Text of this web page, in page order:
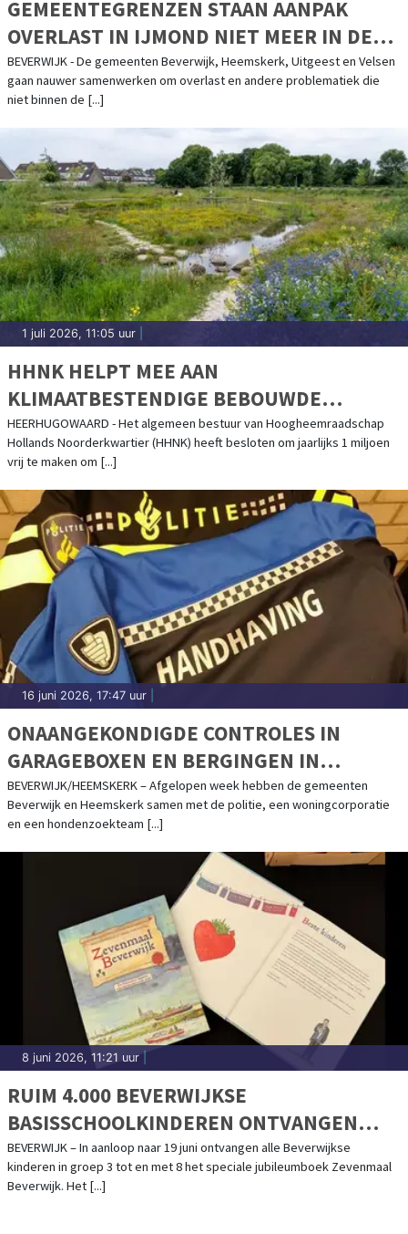
GEMEENTEGRENZEN STAAN AANPAK
OVERLAST IN IJMOND NIET MEER IN DE
WEG
BEVERWIJK - De gemeenten Beverwijk, Heemskerk, Uitgeest en Velsen
gaan nauwer samenwerken om overlast en andere problematiek die
niet binnen de [...]
1 juli 2026, 11:05 uur
HHNK HELPT MEE AAN
KLIMAATBESTENDIGE BEBOUWDE
OMGEVING
HEERHUGOWAARD - Het algemeen bestuur van Hoogheemraadschap
Hollands Noorderkwartier (HHNK) heeft besloten om jaarlijks 1 miljoen
vrij te maken om [...]
16 juni 2026, 17:47 uur
ONAANGEKONDIGDE CONTROLES IN
GARAGEBOXEN EN BERGINGEN IN
BEVERWIJK EN HEEMSKERK
BEVERWIJK/HEEMSKERK – Afgelopen week hebben de gemeenten
Beverwijk en Heemskerk samen met de politie, een woningcorporatie
en een hondenzoekteam [...]
8 juni 2026, 11:21 uur
RUIM 4.000 BEVERWIJKSE
BASISSCHOOLKINDEREN ONTVANGEN
JUBILEUMBOEK OVER 750 JAAR
MARKTRECHT
BEVERWIJK – In aanloop naar 19 juni ontvangen alle Beverwijkse
kinderen in groep 3 tot en met 8 het speciale jubileumboek Zevenmaal
Beverwijk. Het [...]